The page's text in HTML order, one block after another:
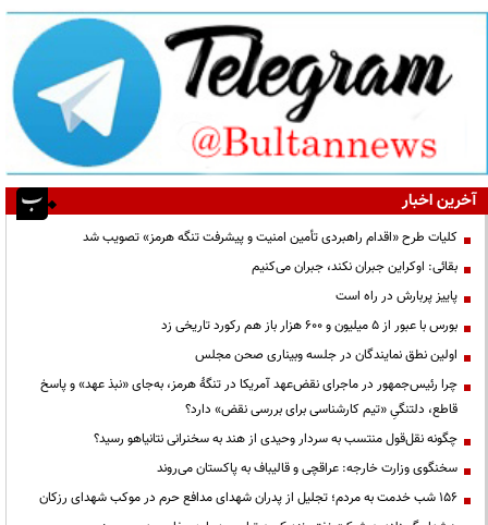
آخرین اخبار
کلیات طرح «اقدام راهبردی تأمین امنیت و پیشرفت تنگه هرمز» تصویب شد
بقائی: اوکراین جبران نکند، جبران می‌کنیم
پاییز پربارش در راه است
بورس با عبور از ۵ میلیون و ۶۰۰ هزار باز هم رکورد تاریخی زد
اولین نطق نمایندگان در جلسه وبیناری صحن مجلس
چرا رئیس‌جمهور در ماجرای نقض‌عهد آمریکا در تنگهٔ هرمز، به‌جای «نبذ عهد» و پاسخ
قاطع، دلتنگیِ «تیم کارشناسی برای بررسی نقض» دارد؟
چگونه نقل‌قول منتسب به سردار وحیدی از هند به سخنرانی نتانیاهو رسید؟
سخنگوی وزارت خارجه: عراقچی و قالیباف به پاکستان می‌روند
۱۵۶ شب خدمت به مردم؛ تجلیل از پدران شهدای مدافع حرم در موکب شهدای رزکان